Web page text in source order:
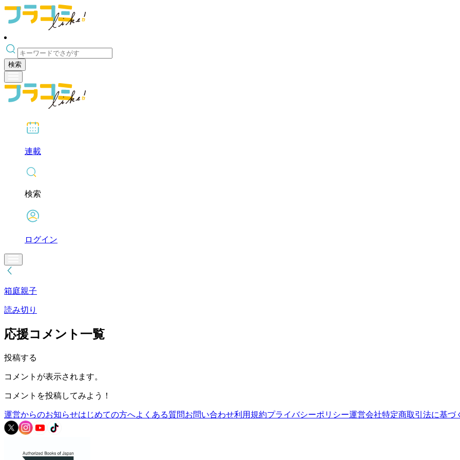
検索
連載
検索
ログイン
箱庭親子
読み切り
応援コメント一覧
投稿する
コメントが表示されます。
コメントを投稿してみよう！
運営からのお知らせはじめての方へよくある質問お問い合わせ利用規約プライバシーポリシー運営会社特定商取引法に基づ